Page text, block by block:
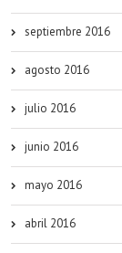
septiembre 2016
agosto 2016
julio 2016
junio 2016
mayo 2016
abril 2016